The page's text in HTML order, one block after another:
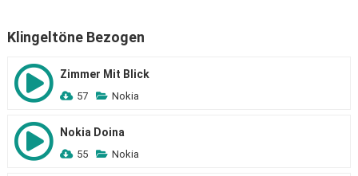
Klingeltöne Bezogen
Zimmer Mit Blick
57 Nokia
Nokia Doina
55 Nokia